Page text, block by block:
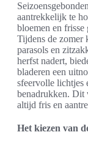
aantrekkelijk te
bloemen en frisse
Tijdens de zomer
parasols en
herfst nadert,
bladeren een
sfeervolle lichtjes
benadrukken. Dit
altijd fris en
Het kiezen van